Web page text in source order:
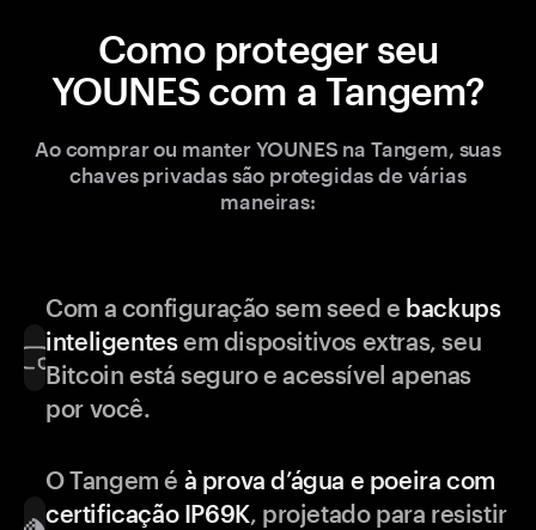
Como proteger seu
YOUNES com a Tangem?
Ao comprar ou manter YOUNES na Tangem, suas
chaves privadas são protegidas de várias
maneiras:
Com a configuração sem seed e backups
inteligentesem dispositivos extras, seu
Bitcoin está seguro e acessível apenas
por você.
O Tangem é à prova d’água e poeira com
certificação IP69K, projetado para resistir